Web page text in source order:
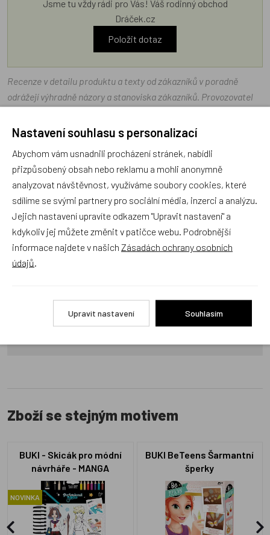
Jsme tu vždy rádi pro Vás! Váš rodinný obchod
Dráček.cz
Položit dotaz
Recenze v detailu produktu a texty od zákazníků v poradně
odrážejí výhradně názory a stanoviska zákazníků. Provozovatel
neověřuje.
Zatím zde nejsou žádné dotazy. Buďte první, kdo se zeptá!
Recenze
produkt ohodnotí!
Přidat hodnocení
Zboží se stejným motivem
BUKI - Skicák pro módní
návrháře - MANGA
NOVINKA
BUKI BeTeens Šarmantní
šperky
Nastavení souhlasu s personalizací
Abychom vám usnadnili procházení stránek, nabídli
přizpůsobený obsah nebo reklamu a mohli anonymně
analyzovat návštěvnost, využíváme soubory cookies, které
sdílíme se svými partnery pro sociální média, inzerci a analýzu.
Jejich nastavení upravíte odkazem "Upravit nastavení" a
kdykoliv jej můžete změnit v patičce webu. Podrobnější
informace najdete v našich Zásadách ochrany osobních
údajů
Upravit nastavení Souhlasím